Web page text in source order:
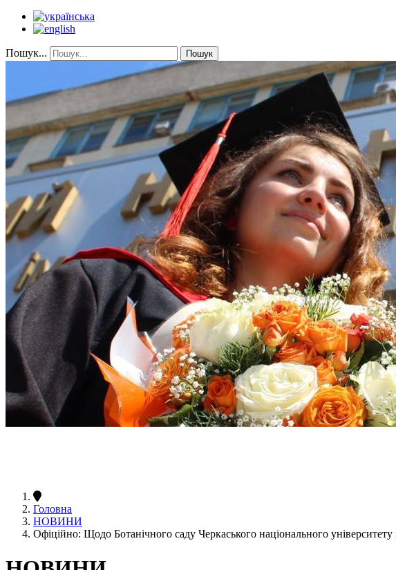
Пошук... Пошук
Головна
НОВИНИ
Офіційно: Щодо Ботанічного саду Черкаського національного